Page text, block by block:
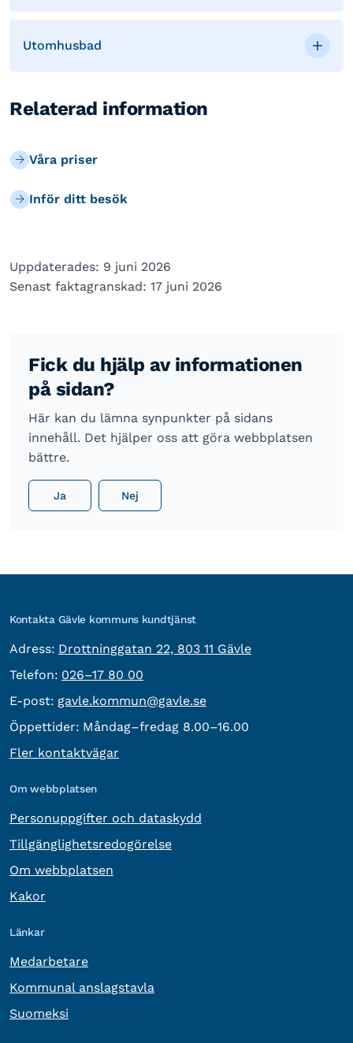
Utomhusbad
Relaterad information
Våra priser
Inför ditt besök
Uppdaterades: 9 juni 2026
Senast faktagranskad: 17 juni 2026
Fick du hjälp av informationen
på sidan?
Här kan du lämna synpunkter på sidans
innehåll. Det hjälper oss att göra webbplatsen
bättre.
Ja Nej
Kontakta Gävle kommuns kundtjänst
Adress: besöksadress:
Drottninggatan 22, 803 11 Gävle
Telefon: Telefon:
026–17 80 00
E-post: E-post:
gavle.kommun@gavle.se
Öppettider: Måndag–fredag 8.00–16.00
Fler kontaktvägar
Om webbplatsen
Personuppgifter och dataskydd
Tillgänglighetsredogörelse
Om webbplatsen
Kakor
Länkar
Medarbetare
Kommunal anslagstavla
Suomeksi